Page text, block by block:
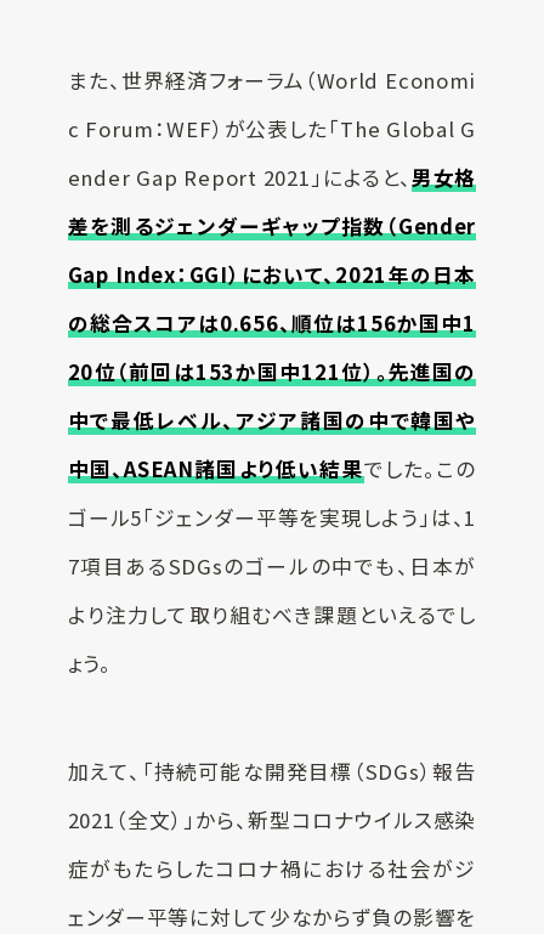
また、世界経済フォーラム（World Economi
c Forum：WEF）が公表した「The Global G
ender Gap Report 2021」によると、男女格
差を測るジェンダーギャップ指数（Gender
Gap Index：GGI）において、2021年の日本
の総合スコアは0.656、順位は156か国中1
20位（前回は153か国中121位）。先進国の
中で最低レベル、アジア諸国の中で韓国や
中国、ASEAN諸国より低い結果でした。この
ゴール5「ジェンダー平等を実現しよう」は、1
7項目あるSDGsのゴールの中でも、日本が
より注力して取り組むべき課題といえるでし
ょう。
加えて、「持続可能な開発目標（SDGs）報告
2021（全文）」から、新型コロナウイルス感染
症がもたらしたコロナ禍における社会がジ
ェンダー平等に対して少なからず負の影響を